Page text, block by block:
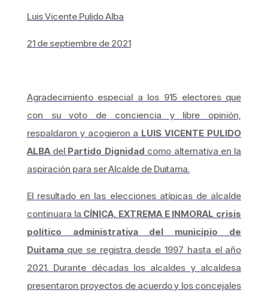
Luis Vicente Pulido Alba
21 de septiembre de 2021
Agradecimiento especial a los 915 electores que
con su voto de conciencia y libre opinión,
respaldaron y acogieron a LUIS VICENTE PULIDO
ALBAdel Partido Dignidad como alternativa en la
aspiración para ser Alcalde de Duitama.
El resultado en las elecciones atípicas de alcalde
continuara la CÍNICA, EXTREMA E INMORAL crisis
político administrativa del municipio de
Duitamaque se registra desde 1997 hasta el año
2021. Durante décadas los alcaldes y alcaldesa
presentaron proyectos de acuerdo y los concejales